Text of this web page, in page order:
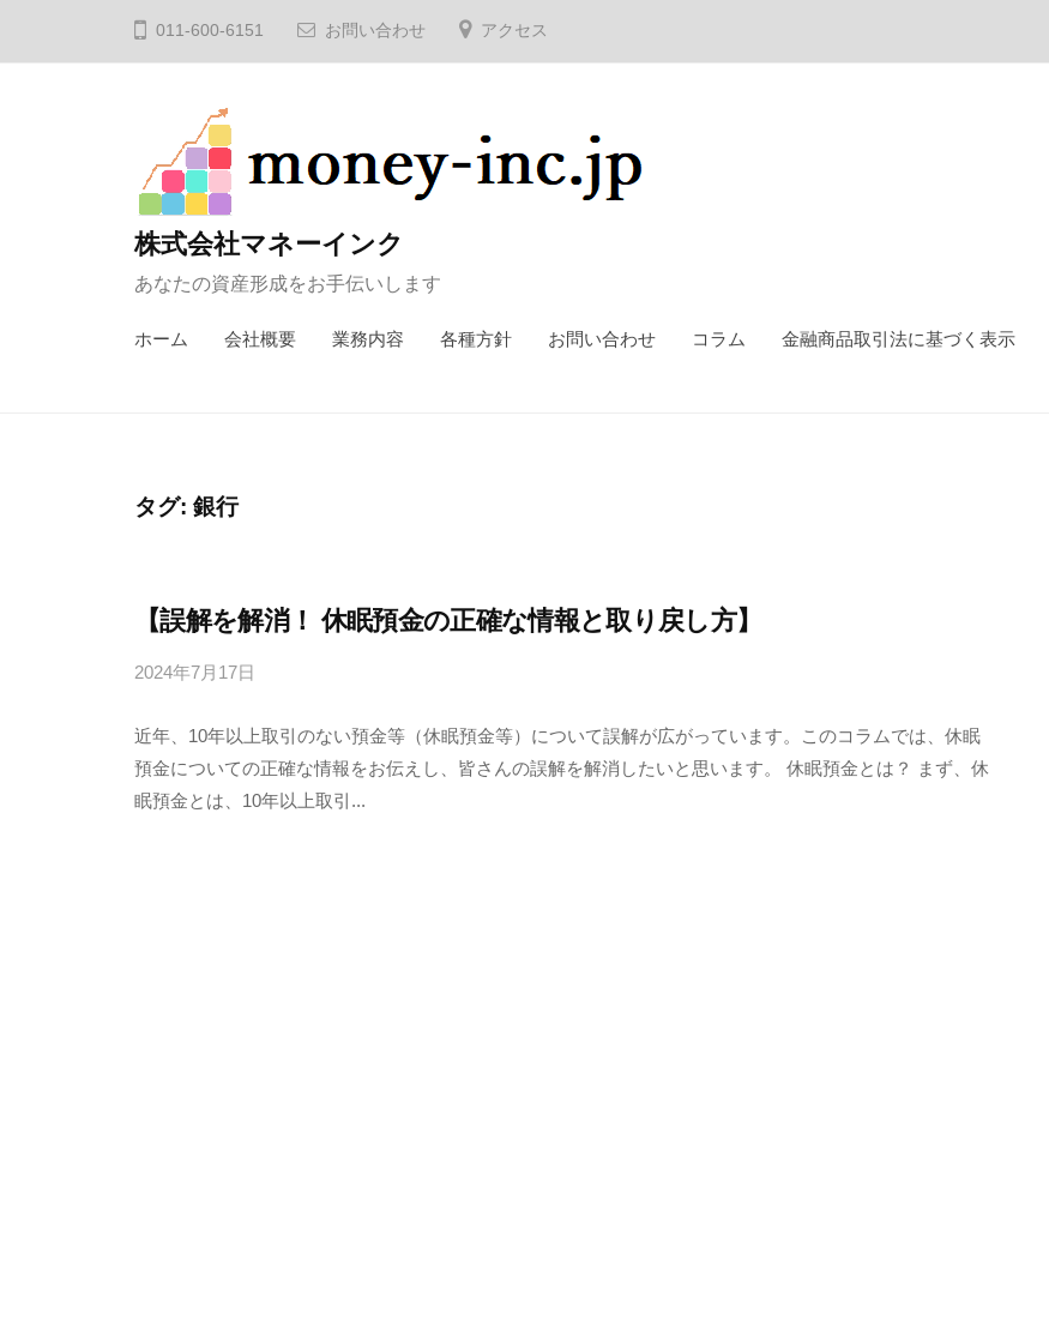
011-600-6151 お問い合わせ アクセス
株式会社マネーインク
あなたの資産形成をお手伝いします
ホーム 会社概要 業務内容 各種方針 お問い合わせ コラム 金融商品取引法に基づく表示
タグ: 銀行
【誤解を解消！ 休眠預金の正確な情報と取り戻し方】
2024年7月17日
4
6
3
近年、10年以上取引のない預金等（休眠預金等）について誤解が広がっています。このコラムでは、休眠
預金についての正確な情報をお伝えし、皆さんの誤解を解消したいと思います。 休眠預金とは？ まず、休
眠預金とは、10年以上取引...